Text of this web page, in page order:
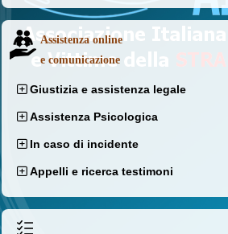
Assistenza online
e comunicazione
Giustizia e assistenza legale
Assistenza Psicologica
In caso di incidente
Appelli e ricerca testimoni